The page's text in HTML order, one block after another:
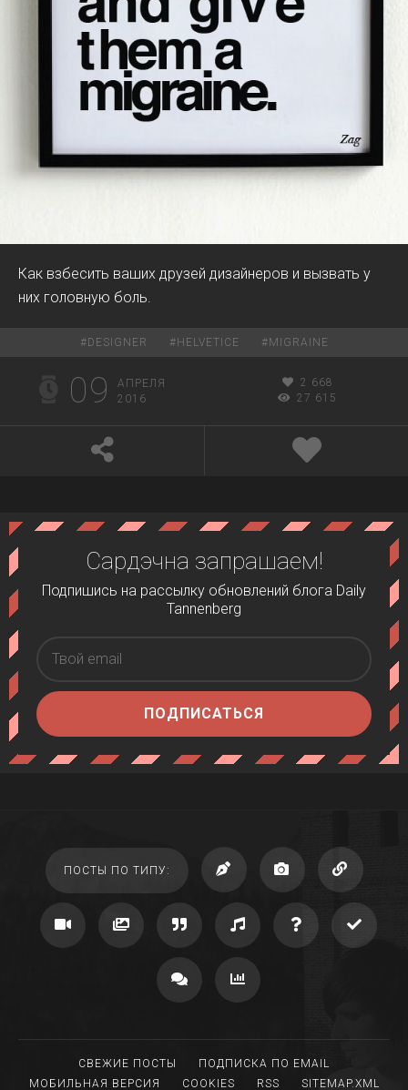
Как взбесить ваших друзей дизайнеров и вызвать у
них головную боль.
#DESIGNER #HELVETICE #MIGRAINE
09
АПРЕЛЯ
2016
2 668
27 615
Сардэчна запрашаем!
Подпишись на рассылку обновлений блога Daily
Tannenberg
ПОДПИСАТЬСЯ
ПОСТЫ ПО ТИПУ:
СВЕЖИЕ ПОСТЫ
ПОДПИСКА ПО EMAIL
МОБИЛЬНАЯ ВЕРСИЯ
COOKIES RSS SITEMAP.XML